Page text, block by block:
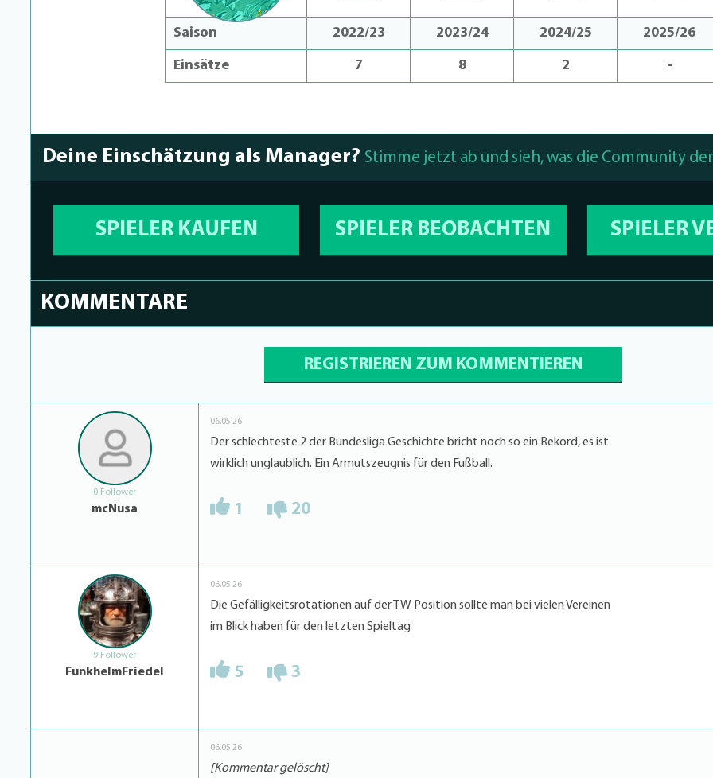
Saison 2022/23 2023/24 2024/25 2025/26
Einsätze 7 8 2 -
Deine Einschätzung als Manager? Stimme jetzt ab und sieh, was die Community
SPIELER KAUFEN SPIELER BEOBACHTEN SPIELER
KOMMENTARE
REGISTRIEREN ZUM KOMMENTIEREN
0 Follower
mcNusa
06.05.26
Der schlechteste 2 der Bundesliga Geschichte bricht noch so ein Rekord, es ist
wirklich unglaublich. Ein Armutszeugnis für den Fußball.
1 20
9 Follower
FunkhelmFriedel
06.05.26
Die Gefälligkeitsrotationen auf der TW Position sollte man bei vielen Vereinen
im Blick haben für den letzten Spieltag
5 3
06.05.26
[Kommentar gelöscht]